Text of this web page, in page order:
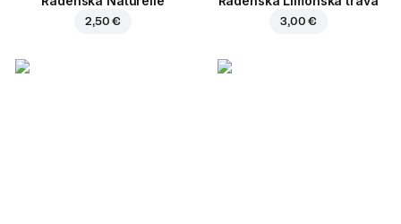
2,50 € 3,00 €